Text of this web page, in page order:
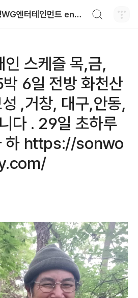
와일드진생WG엔터테인먼트 entertainment
인 스케즐 목,금,
6일 전방 화천산
,거창, 대구,안동,
다 . 29일 초하루
하 https://sonwo